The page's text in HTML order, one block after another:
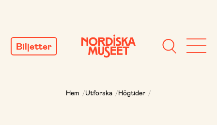
INNEHÅLL
Biljetter
Hem /Utforska /Högtider /